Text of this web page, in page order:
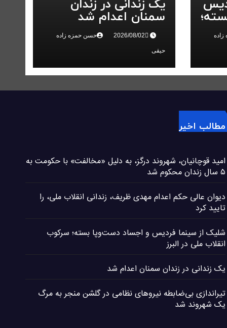
یک زندانی در زندان
سمنان اعدام شد
حسن حمزه زاده
حیقی
مطالب اخیر
امید قوچانیان، شهروند درگز، به دلیل «مخالفت» با حکومت به
۵ سال زندان محکوم شد
دیوان عالی حکم اعدام مهدی ظریف، زندانی انقلاب ملی، را
تایید کرد
شلیک از سینما فردیس و اجساد دست‌وپا بسته؛ سرکوب
انقلاب ملی در البرز
یک زندانی در زندان سمنان اعدام شد
تیراندازی بی‌ضابطه نیروهای نظامی در گلشن منجر به مرگ
یک شهروند شد